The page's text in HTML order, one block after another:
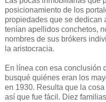
posicionamiento de los
propiedades que se dedican
tenían apellidos conchetos,
nombres de sus brókers
la aristocracia.
En línea con esa conclusión
busqué quiénes eran los
en 1930. Resulta que la
así que fue fácil. Diez